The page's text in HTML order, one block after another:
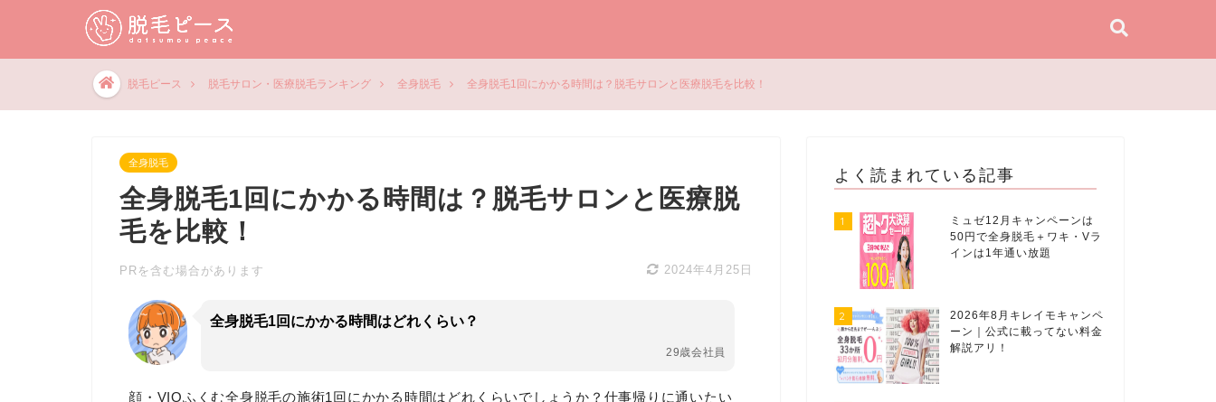
脱毛ピース 脱毛サロン・医療脱毛ランキング 全身脱毛 全身脱毛1回にかかる時間は？脱毛サロンと医療脱毛を比較！
全身脱毛
全身脱毛1回にかかる時間は？脱毛サロンと医療脱
毛を比較！
PRを含む場合があります 2024年4月25日
全身脱毛1回にかかる時間はどれくらい？
29歳会社員
顔・VIOふくむ全身脱毛の施術1回にかかる時間はどれくらいでしょうか？仕事帰りに通いたい
よく読まれている記事
1
ミュゼ12月キャンペーンは
50円で全身脱毛＋ワキ・Vラ
インは1年通い放題
2
2026年8月キレイモキャンペ
ーン｜公式に載ってない料金
解説アリ！